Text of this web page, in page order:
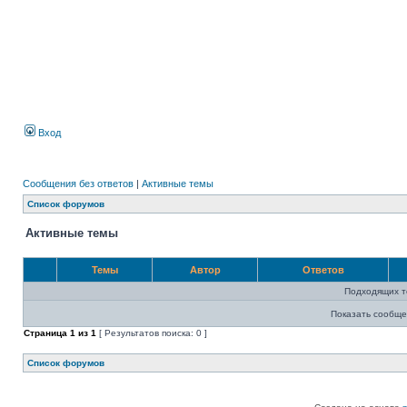
Вход
Сообщения без ответов | Активные темы
Список форумов
Активные темы
Темы Автор Ответов
Подходящих
Показать
Страница 1 из 1 [ Результатов поиска: 0 ]
Список форумов